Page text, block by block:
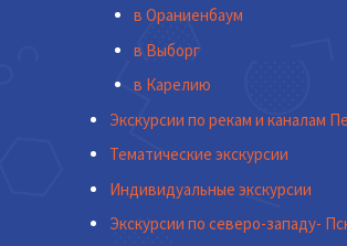
в Ораниенбаум
в Выборг
в Карелию
Экскурсии по рекам и каналам
Тематические экскурсии
Индивидуальные экскурсии
Экскурсии по северо-западу-